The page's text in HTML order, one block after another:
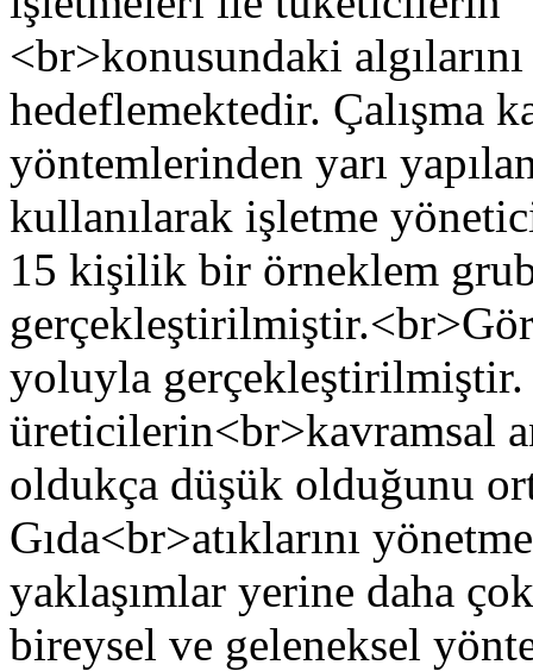
<br>konusundaki
hedeflemektedir. Çalışma
yöntemlerinden yarı
kullanılarak işletme
15 kişilik bir örneklem
yoluyla
üreticilerin<br>kavramsal
oldukça düşük olduğunu
Gıda<br>atıklarını
yaklaşımlar yerine daha
bireysel ve geleneksel